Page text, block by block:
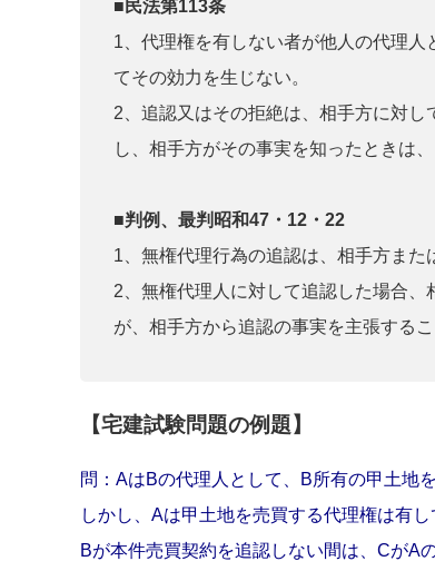
■民法第113条
1、代理権を有しない者が他人の代理
てその効力を生じない。
2、追認又はその拒絶は、相手方に対
し、相手方がその事実を知ったときは
■判例、最判昭和47・12・22
1、無権代理行為の追認は、相手方また
2、無権代理人に対して追認した場合
が、相手方から追認の事実を主張するこ
【宅建試験問題の例題】
問：AはBの代理人として、B所有の甲土地
しかし、Aは甲土地を売買する代理権は有し
Bが本件売買契約を追認しない間は、CがA